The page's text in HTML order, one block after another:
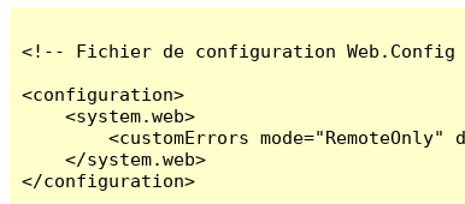
<!-- Fichier de configuration Web.Config
<configuration>
    <system.web>
<customErrors mode="RemoteOnly"
    </system.web>
</configuration>